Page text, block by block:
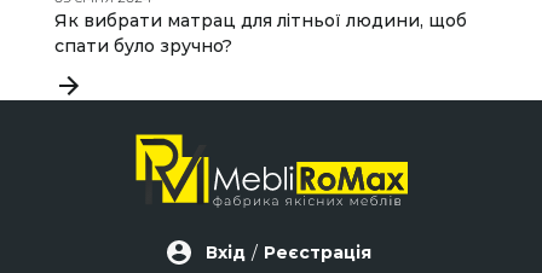
Як вибрати матрац для літньої людини, щоб
спати було зручно?
Вхід / Реєстрація